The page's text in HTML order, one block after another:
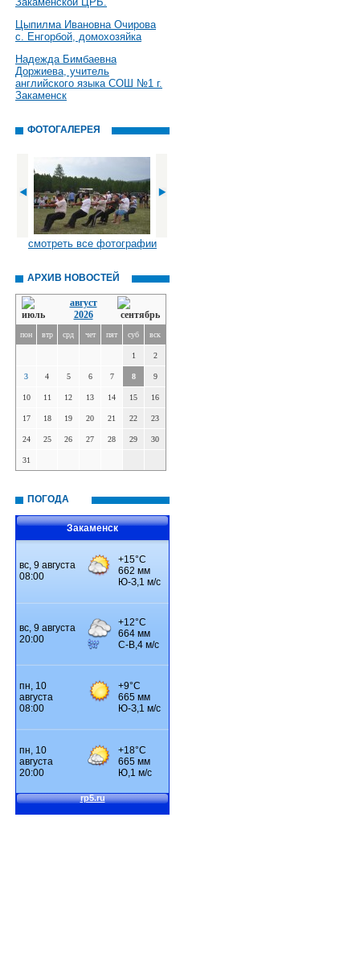
Цыпилма Ивановна Очирова
с. Енгорбой, домохозяйка
Надежда Бимбаевна
Доржиева, учитель
английского языка СОШ №1 г.
Закаменск
ФОТОГАЛЕРЕЯ
смотреть все фотографии
АРХИВ НОВОСТЕЙ
август
2026
пон втр срд чет пят суб вск
1 2
3 4 5 6 7 8 9
10 11 12 13 14 15 16
17 18 19 20 21 22 23
24 25 26 27 28 29 30
31
ПОГОДА
Закаменск